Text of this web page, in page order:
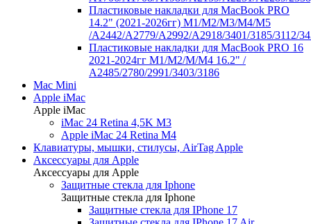
Пластиковые накладки для MacBook PRO
14.2" (2021-2026гг) M1/M2/M3/M4/M5
/A2442/A2779/A2992/A2918/3401/3185/3112/
Пластиковые накладки для MacBook PRO 16
2021-2024гг M1/M2/M/M4 16.2" /
А2485/2780/2991/3403/3186
Mac Mini
Apple iMac
Apple iMac
iMac 24 Retina 4,5K M3
Apple iMac 24 Retina M4
Клавиатуры, мышки, стилусы, AirTag Apple
Аксессуары для Apple
Аксессуары для Apple
Защитные стекла для Iphone
Защитные стекла для Iphone
Защитные стекла для IPhone 17